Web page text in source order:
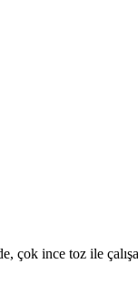
çok ince toz ile